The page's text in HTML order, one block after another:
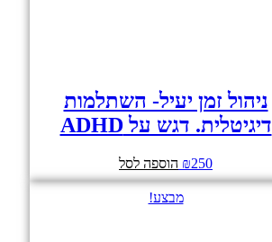
ניהול זמן יעיל- השתלמות
דיגיטלית. דגש על ADHD
₪250 הוספה לסל
מבצע!